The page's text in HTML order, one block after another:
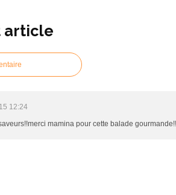
article
12:24
mamina pour cette balade gourmande!!